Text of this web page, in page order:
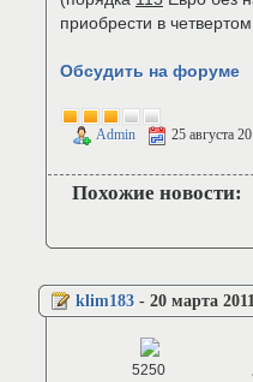
приобрести в
Обсудить на форуме
Admin 25 августа
Похожие новости:
klim183 - 20 марта
5250